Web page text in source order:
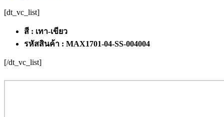
[dt_vc_list]
สี : เทา-เขียว
รหัสสินค้า : MAX1701-04-SS-004004
[/dt_vc_list]